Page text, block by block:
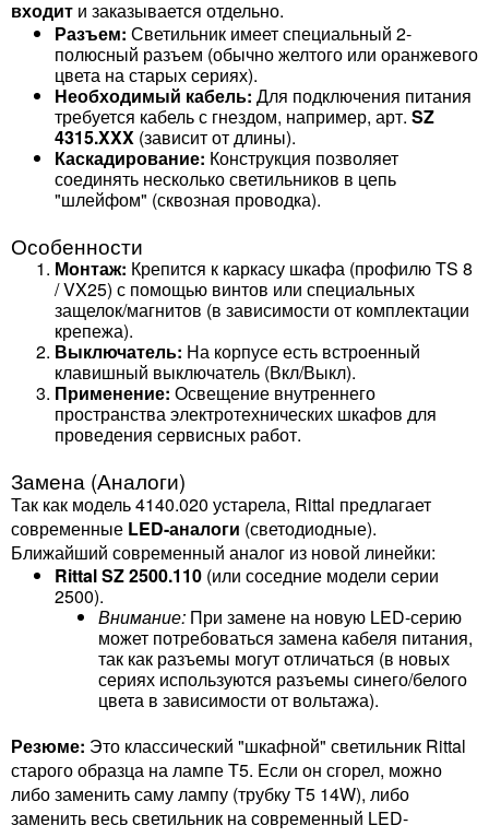
входит и заказывается отдельно.
Разъем: Светильник имеет специальный 2-
полюсный разъем (обычно желтого или оранжевого
цвета на старых сериях).
Необходимый кабель: Для подключения питания
требуется кабель с гнездом, например, арт. SZ
4315.XXX (зависит от длины).
Каскадирование: Конструкция позволяет
соединять несколько светильников в цепь
"шлейфом" (сквозная проводка).
Особенности
Монтаж: Крепится к каркасу шкафа (профилю TS 8
/ VX25) с помощью винтов или специальных
защелок/магнитов (в зависимости от комплектации
крепежа).
Выключатель: На корпусе есть встроенный
клавишный выключатель (Вкл/Выкл).
Применение: Освещение внутреннего
пространства электротехнических шкафов для
проведения сервисных работ.
Замена (Аналоги)
Так как модель 4140.020 устарела, Rittal предлагает
современные LED-аналоги (светодиодные).
Ближайший современный аналог из новой линейки:
Rittal SZ 2500.110 (или соседние модели серии
2500).
Внимание: При замене на новую LED-серию
может потребоваться замена кабеля питания,
так как разъемы могут отличаться (в новых
сериях используются разъемы синего/белого
цвета в зависимости от вольтажа).
Резюме: Это классический "шкафной" светильник Rittal
старого образца на лампе T5. Если он сгорел, можно
либо заменить саму лампу (трубку T5 14W), либо
заменить весь светильник на современный LED-